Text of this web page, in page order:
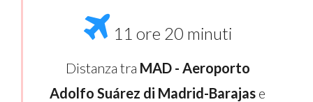
11 ore 20 minuti
Distanza tra MAD - Aeroporto
Adolfo Suárez di Madrid-Barajas e